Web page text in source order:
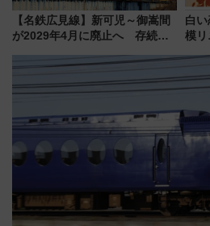
【名鉄広見線】新可児～御嵩間
が2029年4月に廃止へ 存続協
白
模リ
と
（札